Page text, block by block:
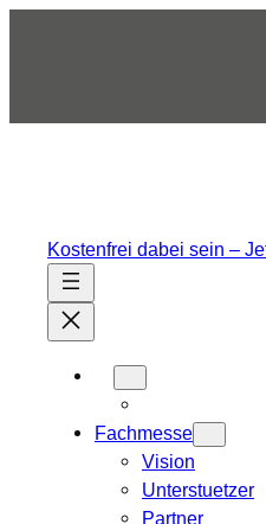
Kostenfrei dabei sein –
Fachmesse
Vision
Unterstuetzer
Partner